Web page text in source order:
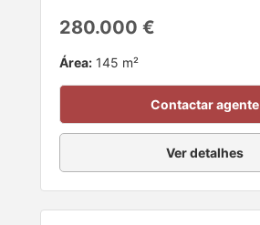
280.000 €
Área: 145 m²
Contactar agente
Ver detalhes